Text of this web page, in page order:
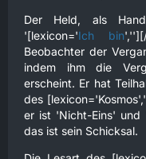
Der Held, als
'[lexicon='Ich bin
Beobachter der
indem ihm die
erscheint. Er hat
des
er ist 'Nicht-Eins' und
das ist sein Schicksal.